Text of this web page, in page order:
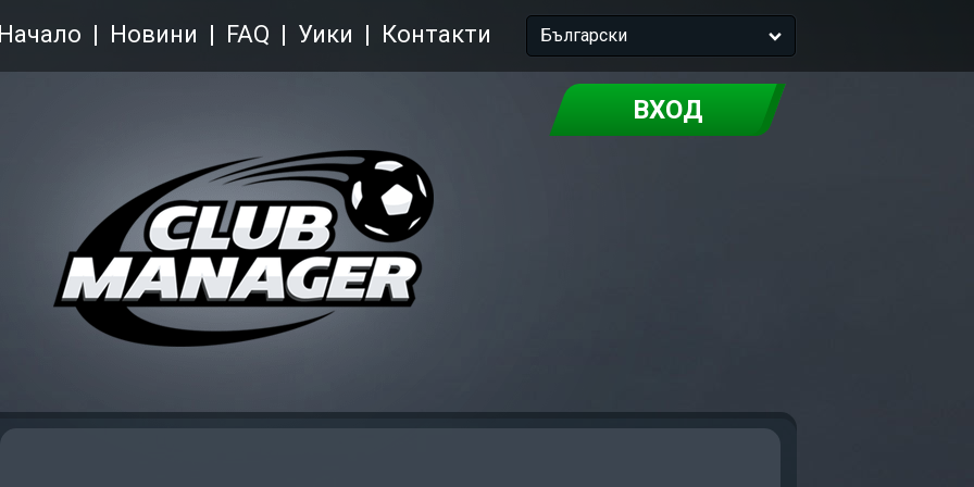
Български
Новини FAQ Уики Контакти
ВХОД